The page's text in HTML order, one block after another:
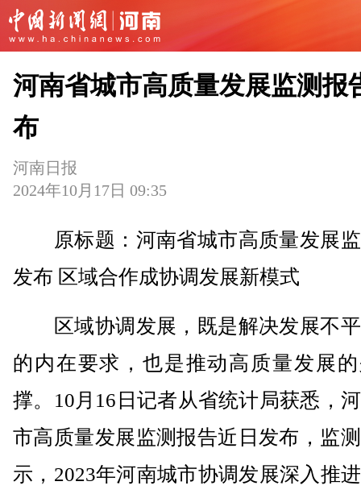
河南省城市高质量发展监测报
布
河南日报
2024年10月17日 09:35
原标题：河南省城市高质量发展
发布 区域合作成协调发展新模式
区域协调发展，既是解决发展不
的内在要求，也是推动高质量发展
撑。10月16日记者从省统计局获悉，
市高质量发展监测报告近日发布，监
示，2023年河南城市协调发展深入推